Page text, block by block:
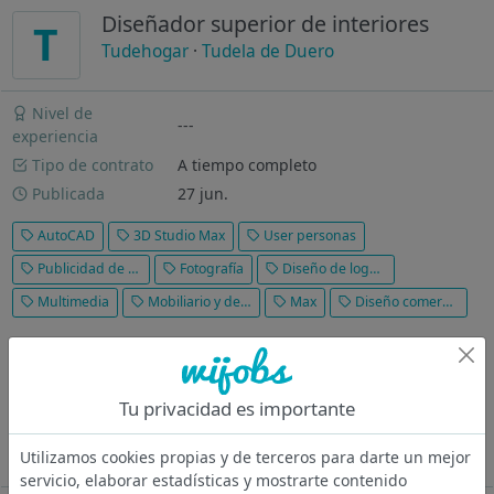
T Diseñador superior de interiores
Tudehogar ·Tudela de Duero
Nivel de
experiencia
---
Tipo de contrato
A tiempo completo
Publicada
27 jun.
AutoCAD 3D Studio Max
User personas
Publicidad de búsqueda
Fotografía
Diseño de logotipos
Multimedia
Mobiliario y decoración Max Diseño comercial
Descripción de la empresa Tudehogar Inmobiliaria, empresa
local en crecimiento, con más de 20 años de experiencia
acompañando a personas como tú en la búsqueda de su hogar
ideal. Ofrecemos un servicio integral que incluye obra nueva,
segunda mano...
Ver más
Tu privacidad es importante
Utilizamos cookies propias y de terceros para darte un mejor
servicio, elaborar estadísticas y mostrarte contenido